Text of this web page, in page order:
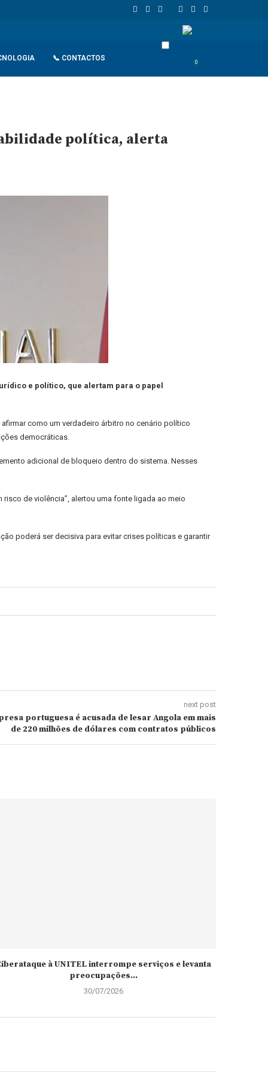
retaliação João Lourenço recebe cumprimentos de despedida
📞 CONTACTOS 0
política, alerta
e político, que alertam para o papel
como um verdadeiro árbitro no cenário político
democráticas.
adicional de bloqueio dentro do sistema. Nesses
de violência”, alertou uma fonte ligada ao meio
poderá ser decisiva para evitar crises políticas e garantir
next post
portuguesa é acusada de lesar Angola em mais
de 220 milhões de dólares com contratos públicos
à UNITEL interrompe serviços e levanta
preocupações...
30/07/2026